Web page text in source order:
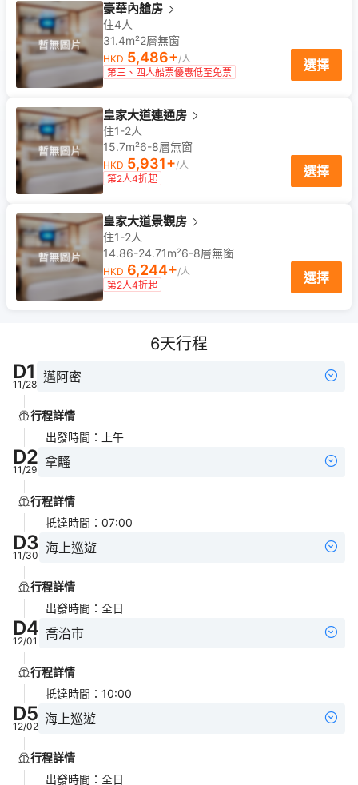
豪華內艙房
住4人
31.4m²2層無窗
HKD 5,486+/人
第三、四人船票優惠低至免票
選擇
皇家大道連通房
住1-2人
15.7m²6-8層無窗
HKD 5,931+/人
第2人4折起
選擇
皇家大道景觀房
住1-2人
14.86-24.71m²6-8層無窗
HKD 6,244+/人
第2人4折起
選擇
6天行程
D1
11/28 邁阿密
行程詳情
出發時間 ： 上午
D2
11/29 拿騷
行程詳情
抵達時間 ： 07:00
D3
11/30 海上巡遊
行程詳情
出發時間 ： 全日
D4
12/01 喬治市
行程詳情
抵達時間 ： 10:00
D5
12/02 海上巡遊
行程詳情
出發時間 ： 全日